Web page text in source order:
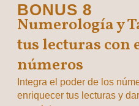
BONUS 8
Numerología y
tus lecturas con
números
Integra el poder de los
enriquecer tus lecturas y